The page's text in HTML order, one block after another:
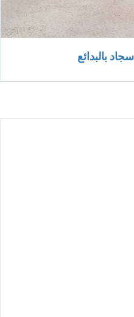
بالبدائع